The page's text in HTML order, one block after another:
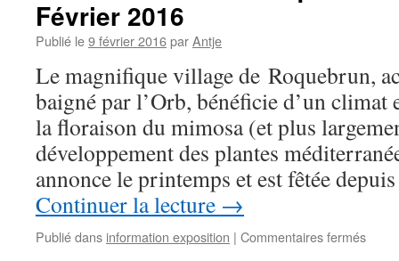
21
Février 2016
Publié le9 février 2016parAntje
Le magnifique village de Roquebrun,
baigné par l’Orb, bénéficie d’un
la floraison du mimosa (et plus
développement des plantes
annonce le printemps et est fêtée
Continuer la lecture →
Publié dans information exposition | Commentaires ferméssur